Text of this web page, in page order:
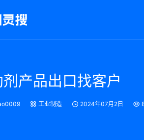
产品出口找客户
工业制造 2024年07月2日